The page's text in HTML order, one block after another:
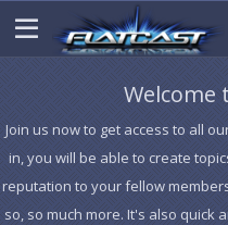
Welcome
Join us now to get access to all
in, you will be able to create
reputation to your fellow
so, so much more. It's also quick